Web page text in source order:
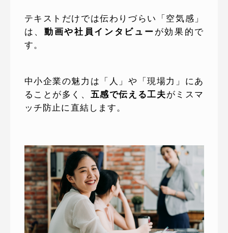
テキストだけでは伝わりづらい「空気感」
は、 動画や社員インタビュー が効果的で
す。
中小企業の魅力は「人」や「現場力」にあ
ることが多く、 五感で伝える工夫がミスマ
ッチ防止に直結します。